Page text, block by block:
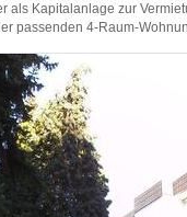
als Kapitalanlage zur
passenden 4-Raum-